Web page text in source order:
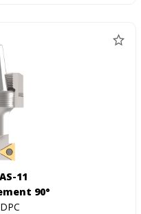
11
90°